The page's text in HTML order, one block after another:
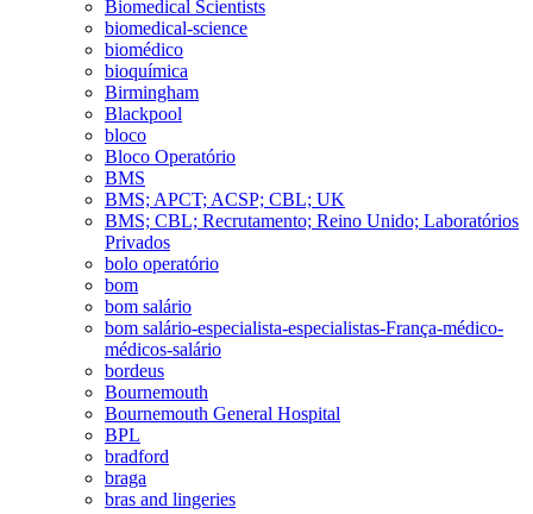
Biomedical Scientists
biomedical-science
biomédico
bioquímica
Birmingham
Blackpool
bloco
Bloco Operatório
BMS
BMS; APCT; ACSP; CBL; UK
BMS; CBL; Recrutamento; Reino Unido; Laboratórios
Privados
bolo operatório
bom
bom salário
bom salário-especialista-especialistas-França-médico-
médicos-salário
bordeus
Bournemouth
Bournemouth General Hospital
BPL
bradford
braga
bras and lingeries